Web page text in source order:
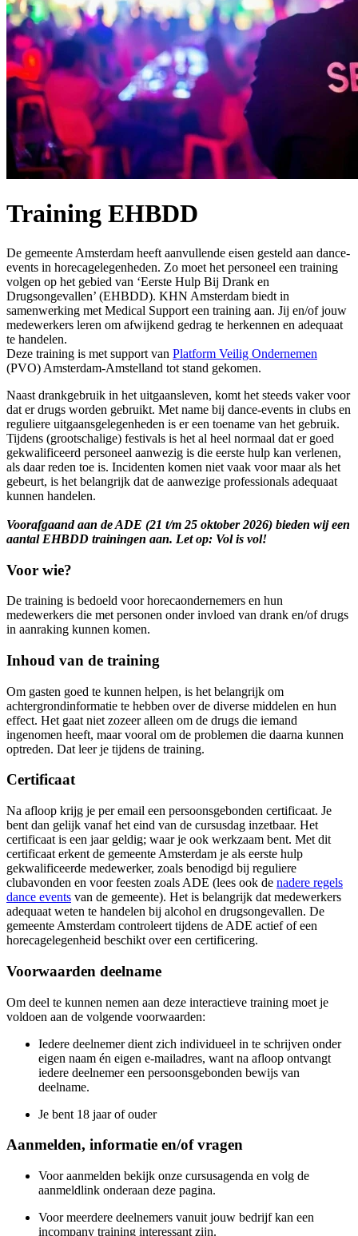
Training EHBDD
De gemeente Amsterdam heeft aanvullende eisen gesteld aan dance-
events in horecagelegenheden. Zo moet het personeel een training
volgen op het gebied van ‘Eerste Hulp Bij Drank en
Drugsongevallen’ (EHBDD). KHN Amsterdam biedt in
samenwerking met Medical Support een training aan. Jij en/of jouw
medewerkers leren om afwijkend gedrag te herkennen en adequaat
te handelen.
Deze training is met support van Platform Veilig Ondernemen
(PVO) Amsterdam-Amstelland tot stand gekomen.
Naast drankgebruik in het uitgaansleven, komt het steeds vaker voor
dat er drugs worden gebruikt. Met name bij dance-events in clubs en
reguliere uitgaansgelegenheden is er een toename van het gebruik.
Tijdens (grootschalige) festivals is het al heel normaal dat er goed
gekwalificeerd personeel aanwezig is die eerste hulp kan verlenen,
als daar reden toe is. Incidenten komen niet vaak voor maar als het
gebeurt, is het belangrijk dat de aanwezige professionals adequaat
kunnen handelen.
Voorafgaand aan de ADE (21 t/m 25 oktober 2026) bieden wij een
aantal EHBDD trainingen aan. Let op: Vol is vol!
Voor wie?
De training is bedoeld voor horecaondernemers en hun
medewerkers die met personen onder invloed van drank en/of drugs
in aanraking kunnen komen.
Inhoud van de training
Om gasten goed te kunnen helpen, is het belangrijk om
achtergrondinformatie te hebben over de diverse middelen en hun
effect. Het gaat niet zozeer alleen om de drugs die iemand
ingenomen heeft, maar vooral om de problemen die daarna kunnen
optreden. Dat leer je tijdens de training.
Certificaat
Na afloop krijg je per email een persoonsgebonden certificaat. Je
bent dan gelijk vanaf het eind van de cursusdag inzetbaar. Het
certificaat is een jaar geldig; waar je ook werkzaam bent. Met dit
certificaat erkent de gemeente Amsterdam je als eerste hulp
gekwalificeerde medewerker, zoals benodigd bij reguliere
clubavonden en voor feesten zoals ADE (lees ook de nadere regels
dance events van de gemeente). Het is belangrijk dat medewerkers
adequaat weten te handelen bij alcohol en drugsongevallen. De
gemeente Amsterdam controleert tijdens de ADE actief of een
horecagelegenheid beschikt over een certificering.
Voorwaarden deelname
Om deel te kunnen nemen aan deze interactieve training moet je
voldoen aan de volgende voorwaarden:
Iedere deelnemer dient zich individueel in te schrijven onder
eigen naam én eigen e-mailadres, want na afloop ontvangt
iedere deelnemer een persoonsgebonden bewijs van
deelname.
Je bent 18 jaar of ouder
Aanmelden, informatie en/of vragen
Voor aanmelden bekijk onze cursusagenda en volg de
aanmeldlink onderaan deze pagina.
Voor meerdere deelnemers vanuit jouw bedrijf kan een
incompany training interessant zijn.